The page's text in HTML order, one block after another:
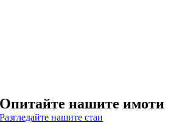
Опитайте нашите имоти
Разгледайте нашите стаи